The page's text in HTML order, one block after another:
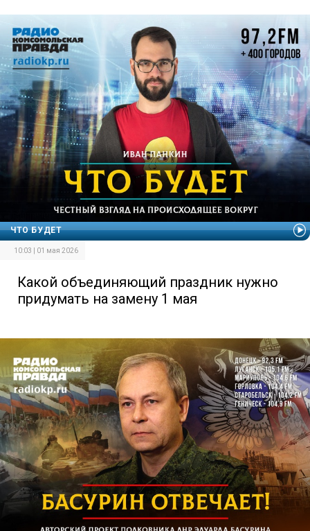
ЧТО БУДЕТ
10:03 | 01 мая 2026
Какой объединяющий праздник нужно
придумать на замену 1 мая